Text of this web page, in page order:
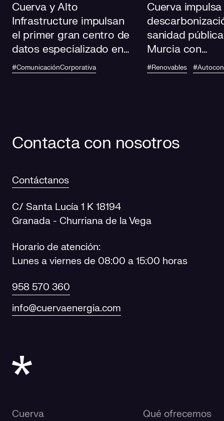
Cuerva y Alto
Infrastructure impulsan
el primer gran centro de
datos especializado en
IA de Andalucía
#ComunicaciónCorporativa
Cuerva
sanidad
Murcia con
autoconsumo
fotovoltaico en
#Renovables
Contacta con nosotros
Contáctanos
C/ Santa Lucía 1 K 18194
Granada - Churriana de la Vega
Horario de atención:
Lunes a viernes de 08:00 a 15:00 horas
958 570 360
info@cuervaenergia.com
Cuerva Qué ofrecemos